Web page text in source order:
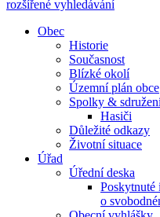
rozšířené vyhledávání
Obec
Historie
Současnost
Blízké okolí
Územní plán obce
Spolky &
Hasiči
Důležité odkazy
Životní situace
Úřad
Úřední deska
Poskytnuté
o